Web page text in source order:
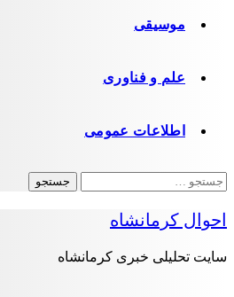
موسیقی
علم و فناوری
اطلاعات عمومی
جستجو
برای:
احوال کرمانشاه
سایت تحلیلی خبری کرمانشاه